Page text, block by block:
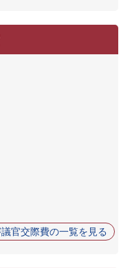
官交際費の一覧を見る